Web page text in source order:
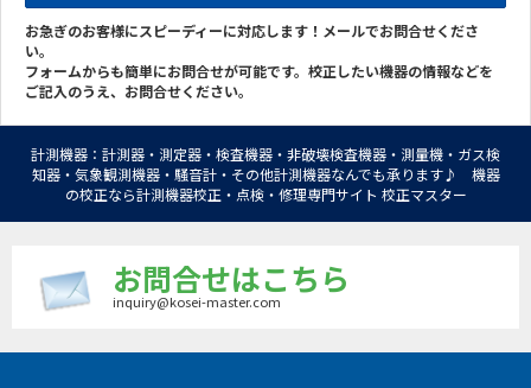
お急ぎのお客様にスピーディーに対応します！メールでお問合せくださ
い。
フォームからも簡単にお問合せが可能です。校正したい機器の情報などを
ご記入のうえ、お問合せください。
計測機器：計測器・測定器・検査機器・非破壊検査機器・測量機・ガス検
知器・気象観測機器・騒音計・その他計測機器なんでも承ります♪ 機器
の校正なら計測機器校正・点検・修理専門サイト 校正マスター
お問合せはこちら
inquiry@kosei-master.com